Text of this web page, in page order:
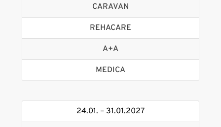
CARAVAN
REHACARE
A+A
MEDICA
24.01. – 31.01.2027